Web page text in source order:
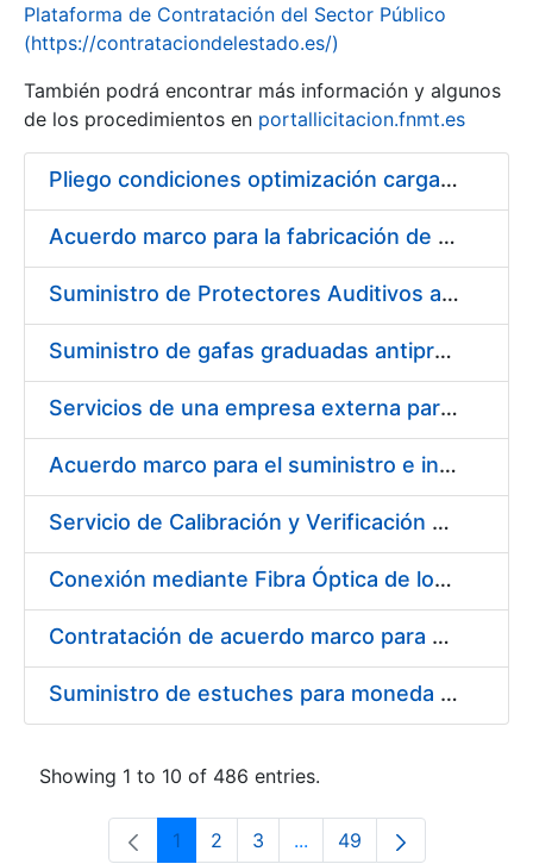
Show/Hide
Plataforma de Contratación del Sector Público
(https://contrataciondelestado.es/)
También podrá encontrar más información y algunos
de los procedimientos en portallicitacion.fnmt.es
Pliego condiciones optimización cargas compras firmado
Acuerdo marco para la fabricación de piezas
Suministro de Protectores Auditivos a medida para las personas trabajadoras de los Centros de Trabajo de Madrid y Burgos
Suministro de gafas graduadas antiproyecciones para los trabajadores de la FNMT-RCM en los centros de trabajo de Madrid y Burgos
Servicios de una empresa externa para el asesoramiento y resolución de los recursos de alzada que se presentan relacionados con procesos de selección para la FNMT-RCM
Acuerdo marco para el suministro e instalación de persianas, estores y otros complementos
Servicio de Calibración y Verificación Externa de los Equipos de Medición del Servicio de Prevención de la FNMT-RCM
Conexión mediante Fibra Óptica de los Centros de Proceso de Datos (CPDs) de las sedes de la FNMT-RCM de Burgos y Madrid
Contratación de acuerdo marco para el Suministro de Material de Electricidad para la Fábrica Nacional de Moneda y Timbre-Real Casa de la Moneda en su centro de trabajo de Burgos
Suministro de estuches para moneda de 30 €
Showing 1 to 10 of 486 entries.
Page
1 Page
2 Page
3 ...Intermediate Pages Use
Page
49